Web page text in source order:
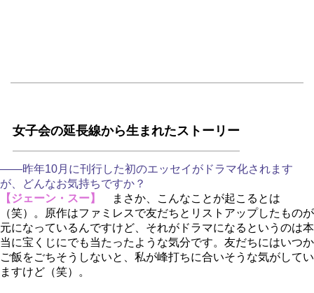
女子会の延長線から生まれたストーリー
――昨年10月に刊行した初のエッセイがドラマ化されます
が、どんなお気持ちですか？
【ジェーン・スー】
まさか、こんなことが起こるとは
（笑）。原作はファミレスで友だちとリストアップしたものが
元になっているんですけど、それがドラマになるというのは本
当に宝くじにでも当たったような気分です。友だちにはいつか
ご飯をごちそうしないと、私が峰打ちに合いそうな気がしてい
ますけど（笑）。